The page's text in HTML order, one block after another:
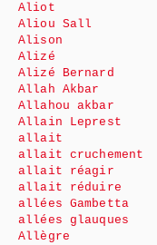
Aliot
Aliou Sall
Alison
Alizé
Alizé Bernard
Allah Akbar
Allahou akbar
Allain Leprest
allait
allait cruchement
allait réagir
allait réduire
allées Gambetta
allées glauques
Allègre